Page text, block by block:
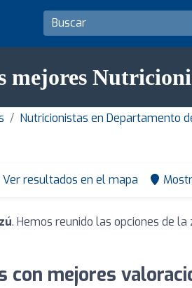
mejores
Nutricionistas en Departamento
Ver resultados en el mapa
. Hemos reunido las opciones de
con mejores